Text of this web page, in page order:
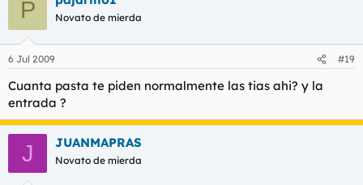
P Novato de mierda
6 Jul 2009 #19
Cuanta pasta te piden normalmente las tias ahi? y la
entrada ?
J JUANMAPRAS
Novato de mierda